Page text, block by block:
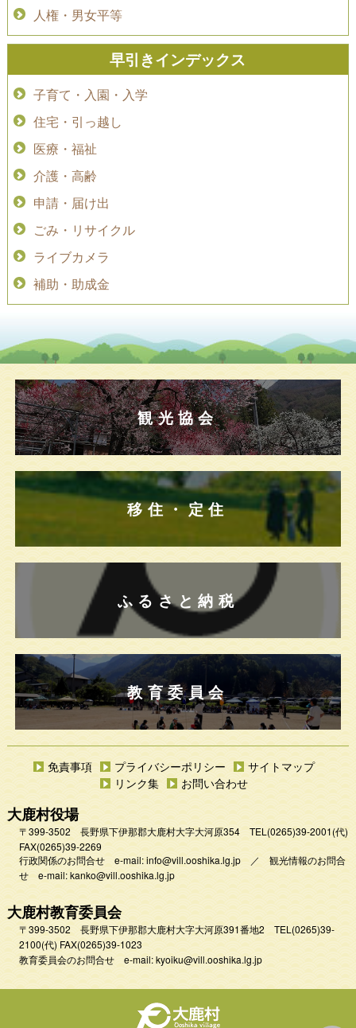
人権・男女平等
早引きインデックス
子育て・入園・入学
住宅・引っ越し
医療・福祉
介護・高齢
申請・届け出
ごみ・リサイクル
ライブカメラ
補助・助成金
観光協会
移住・定住
ふるさと納税
教育委員会
免責事項 プライバシーポリシー
サイトマップ
リンク集
お問い合わせ
大鹿村役場
〒399-3502 長野県下伊那郡大鹿村大字大河原354 TEL (0265)39-2001(代)
FAX(0265)39-2269
行政関係のお問合せ e-mail:info@vill.ooshika.lg.jp／ 観光情報のお問合
せ e-mail:kanko@vill.ooshika.lg.jp
大鹿村教育委員会
〒399-3502 長野県下伊那郡大鹿村大字大河原391番地2 TEL (0265)39-
2100(代) FAX(0265)39-1023
教育委員会のお問合せ e-mail:kyoiku@vill.ooshika.lg.jp